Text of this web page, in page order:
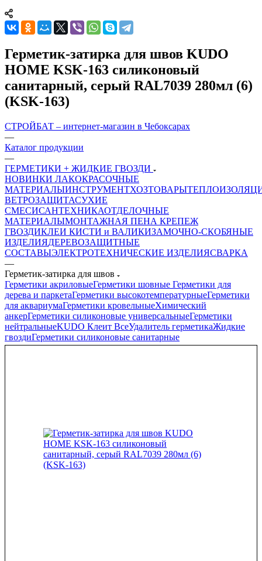
Герметик-затирка для швов KUDO
HOME KSK-163 силиконовый
санитарный, серый RAL7039 280мл (6)
(KSK-163)
СТРОЙБАТ – интернет-магазин в Чебоксарах
—
Каталог продукции
—
ГЕРМЕТИКИ + ЖИДКИЕ ГВОЗДИ
НОВИНКИ ЛАКОКРАСОЧНЫЕ
МАТЕРИАЛЫИНСТРУМЕНТХОЗТОВАРЫ
ВЕТРОЗАЩИТАСУХИЕ
СМЕСИСАНТЕХНИКАОТДЕЛОЧНЫЕ
МАТЕРИАЛЫМОНТАЖНАЯ ПЕНА КРЕПЕЖ
ГВОЗДИКЛЕИ КИСТИ и ВАЛИКИЗАМОЧНО-СКОБЯНЫЕ
ИЗДЕЛИЯДЕРЕВОЗАЩИТНЫЕ
СОСТАВЫЭЛЕКТРОТЕХНИЧЕСКИЕ ИЗДЕЛИЯСВАРКА
—
Герметик-затирка для швов
Герметики акриловыеГерметики шовные Герметики для
дерева и паркетаГерметики высокотемпературныеГерметики
для аквариумаГерметики кровельныеХимический
анкерГерметики силиконовые универсальныеГерметики
нейтральныеKUDO Клеит ВсеУдалитель герметикаЖидкие
гвоздиГерметики силиконовые санитарные